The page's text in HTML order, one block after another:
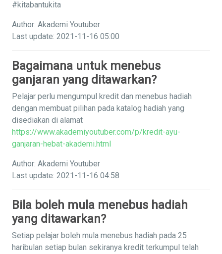
#kitabantukita
Author: Akademi Youtuber
Last update: 2021-11-16 05:00
Bagaimana untuk menebus
ganjaran yang ditawarkan?
Pelajar perlu mengumpul kredit dan menebus hadiah
dengan membuat pilihan pada katalog hadiah yang
disediakan di alamat
https://www.akademiyoutuber.com/p/kredit-ayu-
ganjaran-hebat-akademi.html
Author: Akademi Youtuber
Last update: 2021-11-16 04:58
Bila boleh mula menebus hadiah
yang ditawarkan?
Setiap pelajar boleh mula menebus hadiah pada 25
haribulan setiap bulan sekiranya kredit terkumpul telah